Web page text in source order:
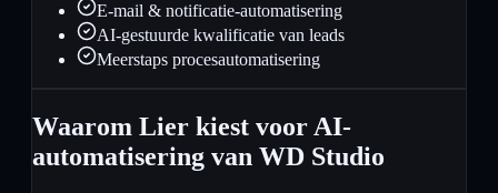
E-mail & notificatie-automatisering
AI-gestuurde kwalificatie van leads
Meerstaps procesautomatisering
Waarom Lier kiest voor AI-
automatisering van WD Studio